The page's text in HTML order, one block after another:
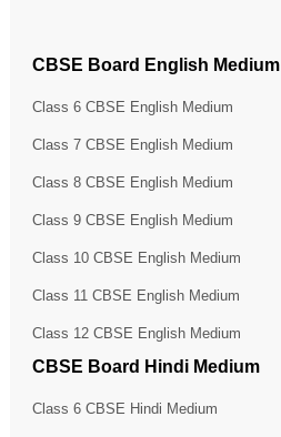
CBSE Board English Medium
Class 6 CBSE English Medium
Class 7 CBSE English Medium
Class 8 CBSE English Medium
Class 9 CBSE English Medium
Class 10 CBSE English Medium
Class 11 CBSE English Medium
Class 12 CBSE English Medium
CBSE Board Hindi Medium
Class 6 CBSE Hindi Medium